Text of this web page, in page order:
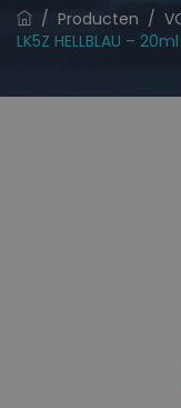
/ Producten /
LK5Z HELLBLAU – 20ml